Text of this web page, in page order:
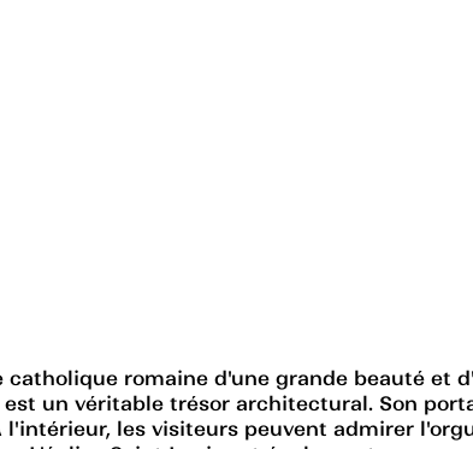
catholique romaine d'une grande beauté et
un véritable trésor architectural. Son
les visiteurs peuvent admirer